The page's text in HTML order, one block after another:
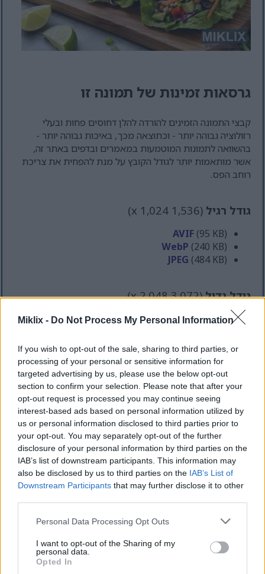
Miklix - Do Not Process My Personal Information
If you wish to opt-out of the sale, sharing to third parties, or
processing of your personal or sensitive information for
targeted advertising by us, please use the below opt-out
section to confirm your selection. Please note that after your
opt-out request is processed you may continue seeing
interest-based ads based on personal information utilized by
us or personal information disclosed to third parties prior to
your opt-out. You may separately opt-out of the further
disclosure of your personal information by third parties on the
IAB’s list of downstream participants. This information may
also be disclosed by us to third parties on the IAB’s List of
Downstream Participants that may further disclose it to other
Please note that this website/app uses one or more Google
not limited to your visit or usage behaviour. You may click to
grant or deny consent to Google and its third-party tags to
use your data for below specified purposes in below Google
Personal Data Processing Opt Outs
I want to opt-out of the Sharing of my
personal data.
Opted In
גרסאות זמינות של תמונה זו
קבצי התמונה הזמינים להורדה להלן דחוסים פחות ובעלי
רזולוציה גבוהה יותר - וכתוצאה מכך, באיכות גבוהה יותר -
בהשוואה לתמונות המוטמעות במאמרים ובדפים באתר זה,
אשר מותאמות יותר לגודל הקובץ על מנת להפחית את צריכת
רוחב הפס.
גודל רגיל(1,536 x 1,024)
AVIF(95 KB)
WebP (240 KB)
JPEG (484 KB)
גודל גדול(3,072 x 2,048)
AVIF(198 KB)
JPEG(1.4 MB)
גודל גדול מאוד (4,608 x 3,072)
AVIF(303 KB)
WebP(943 KB)
JPEG(2.5 MB)
גודל גדול במיוחד(6,144 x 4,096)
AVIF(426 KB)
WebP(1.4 MB)
גודל גדול באופן קומי(1,048,576 x 699,051)